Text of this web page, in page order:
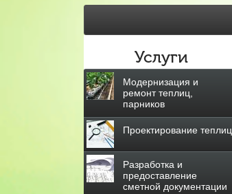
Услуги
Модернизация и
ремонт теплиц,
парников
Проектирование теплиц
Разработка и
предоставление
сметной документации